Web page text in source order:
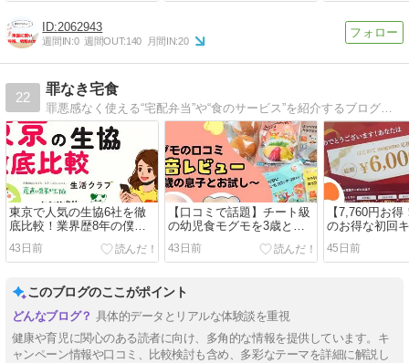
2062943
週間IN:0 週間OUT:140 月間IN:20
22
罪なき宅食
罪悪感なく使える“宅配弁当”や“食のサービス”を紹介するブログです
東京で人気の生協6社を徹
底比較！業界歴8年の僕の
おすすめはコレ！
43日前
【口コミで話題】チート級
の幼児食モグモを3歳とレ
ビュー！値段と最新クーポ
ンも！
43日前
【7,760円お
のお得な初回
とクーポンを
45日前
このブログのここがポイント
具体的データとリアルな体験談を重視
健康や育児に関心のある読者に向け、多角的な情報を提供しています。キ
ャンペーン情報や口コミ、比較検討も含め、多彩なテーマを詳細に解説し